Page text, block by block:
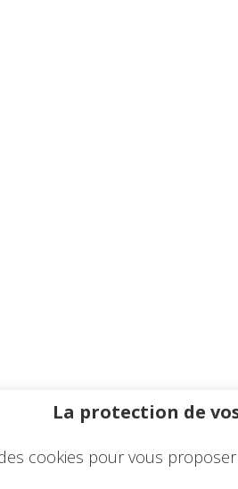
La protection de
cookies pour vous